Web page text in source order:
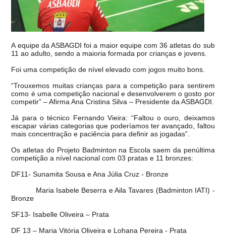
A equipe da ASBAGDI foi a maior equipe com 36 atletas do sub
11 ao adulto, sendo a maioria formada por crianças e jovens.
Foi uma competição de nível elevado com jogos muito bons.
“Trouxemos muitas crianças para a competição para sentirem
como é uma competição nacional e desenvolverem o gosto por
competir” – Afirma Ana Cristina Silva – Presidente da ASBAGDI.
Já para o técnico Fernando Vieira: “Faltou o ouro, deixamos
escapar várias categorias que poderíamos ter avançado, faltou
mais concentração e paciência para definir as jogadas”.
Os atletas do Projeto Badminton na Escola saem da penúltima
competição a nível nacional com 03 pratas e 11 bronzes:
DF11- Sunamita Sousa e Ana Júlia Cruz - Bronze
Maria Isabele Beserra e Aila Tavares (Badminton IATI) -
Bronze
SF13- Isabelle Oliveira – Prata
DF 13 – Maria Vitória Oliveira e Lohana Pereira - Prata